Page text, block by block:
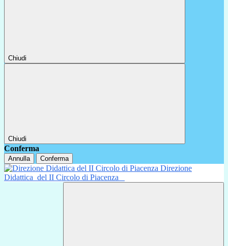
Chiudi
Chiudi
Conferma
Annulla Conferma
Direzione
Didattica del II Circolo di Piacenza